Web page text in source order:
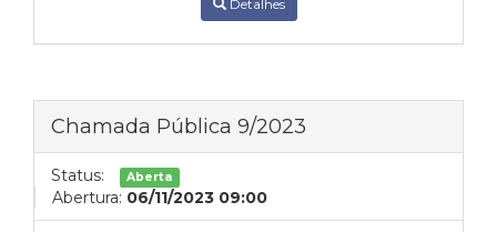
Detalhes
Chamada Pública 9/2023
Status: Aberta
Abertura: 06/11/2023 09:00